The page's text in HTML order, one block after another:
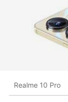
Realme 10 Pro